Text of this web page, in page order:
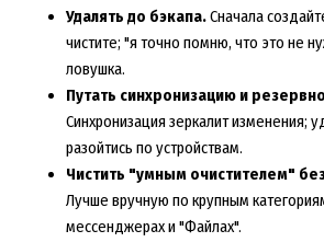
Удалять до бэкапа.Сначала
чистите; "я точно помню, что это не
ловушка.
Путать синхронизацию и
Синхронизация зеркалит изменения;
разойтись по устройствам.
Чистить "умным очистителем"
Лучше вручную по крупным
мессенджерах и "Файлах".